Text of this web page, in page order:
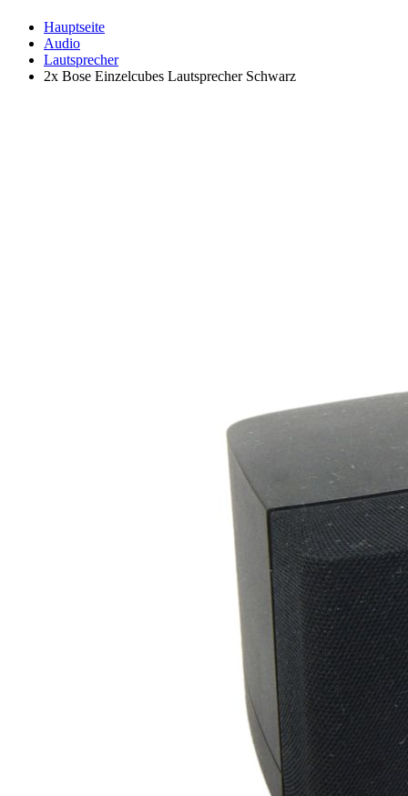
Hauptseite
Audio
Lautsprecher
2x Bose Einzelcubes Lautsprecher Schwarz